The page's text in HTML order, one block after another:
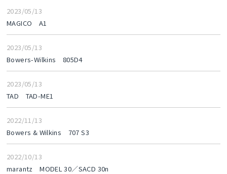
2023/05/13
MAGICO A1
2023/05/13
Bowers-Wilkins 805D4
2023/05/13
TAD TAD-ME1
2022/11/13
Bowers & Wilkins 707 S3
2022/10/13
marantz MODEL 30／SACD 30n